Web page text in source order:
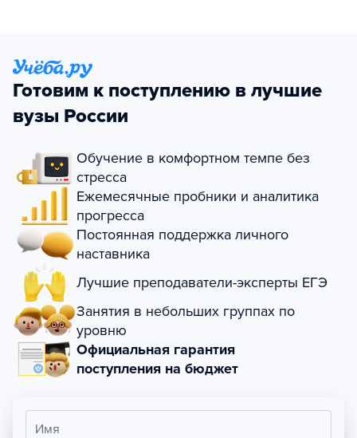
Готовим к поступлению в лучшие
вузы России
Обучение в комфортном темпе без
стресса
Ежемесячные пробники и аналитика
прогресса
Постоянная поддержка личного
наставника
Лучшие преподаватели-эксперты ЕГЭ
Занятия в небольших группах по
уровню
Официальная гарантия
поступления на бюджет
Имя